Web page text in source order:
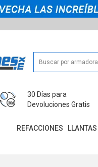
30 Días para
Devoluciones Gratis
REFACCIONES LLANTAS